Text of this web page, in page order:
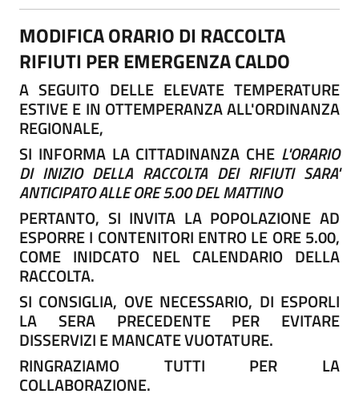
MODIFICA ORARIO DI RACCOLTA
RIFIUTI PER EMERGENZA CALDO
A SEGUITO DELLE ELEVATE TEMPERATURE
ESTIVE E IN OTTEMPERANZA ALL'ORDINANZA
REGIONALE,
SI INFORMA LA CITTADINANZA CHE L'ORARIO
DI INIZIO DELLA RACCOLTA DEI RIFIUTI SARA'
ANTICIPATO ALLE ORE 5.00 DEL MATTINO
PERTANTO, SI INVITA LA POPOLAZIONE AD
ESPORRE I CONTENITORI ENTRO LE ORE 5.00,
COME INIDCATO NEL CALENDARIO DELLA
RACCOLTA.
SI CONSIGLIA, OVE NECESSARIO, DI ESPORLI
LA SERA PRECEDENTE PER EVITARE
DISSERVIZI E MANCATE VUOTATURE.
RINGRAZIAMO TUTTI PER LA
COLLABORAZIONE.